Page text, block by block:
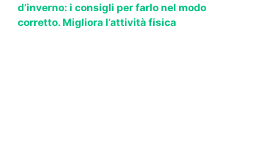
d’inverno: i consigli per farlo nel modo
corretto. Migliora l’attività fisica